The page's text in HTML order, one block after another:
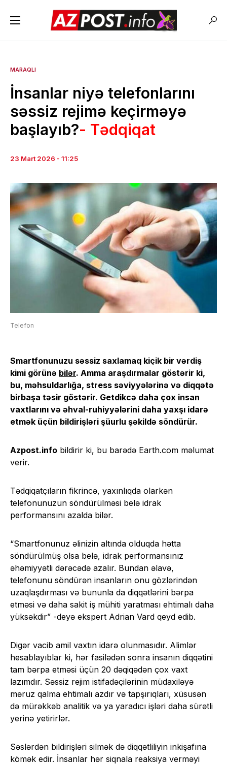
MARAQLI
İnsanlar niyə telefonlarını
səssiz rejimə keçirməyə
başlayıb?- Tədqiqat
23 Mart 2026 - 11:25
Telefon
Smartfonunuzu səssiz saxlamaq kiçik bir vərdiş
kimi görünə bilər. Amma araşdırmalar göstərir ki,
bu, məhsuldarlığa, stress səviyyələrinə və diqqətə
birbaşa təsir göstərir. Getdikcə daha çox insan
vaxtlarını və əhval-ruhiyyələrini daha yaxşı idarə
etmək üçün bildirişləri şüurlu şəkildə söndürür.
Azpost.info bildirir ki, bu barədə Earth.com məlumat
verir.
Tədqiqatçıların fikrincə, yaxınlıqda olarkən
telefonunuzun söndürülməsi belə idrak
performansını azalda bilər.
“Smartfonunuz əlinizin altında olduqda hətta
söndürülmüş olsa belə, idrak performansınız
əhəmiyyətli dərəcədə azalır. Bundan əlavə,
telefonunu söndürən insanların onu gözlərindən
uzaqlaşdırması və bununla da diqqətlərini bərpa
etməsi və daha sakit iş mühiti yaratması ehtimalı daha
yüksəkdir” -deyə ekspert Adrian Vard qeyd edib.
Digər vacib amil vaxtın idarə olunmasıdır. Alimlər
hesablayıblar ki, hər fasilədən sonra insanın diqqətini
tam bərpa etməsi üçün 20 dəqiqədən çox vaxt
lazımdır. Səssiz rejim istifadəçilərinin müdaxiləyə
məruz qalma ehtimalı azdır və tapşırıqları, xüsusən
də mürəkkəb analitik və ya yaradıcı işləri daha sürətli
yerinə yetirirlər.
Səslərdən bildirişləri silmək də diqqətliliyin inkişafına
kömək edir. İnsanlar hər siqnala reaksiya verməyi